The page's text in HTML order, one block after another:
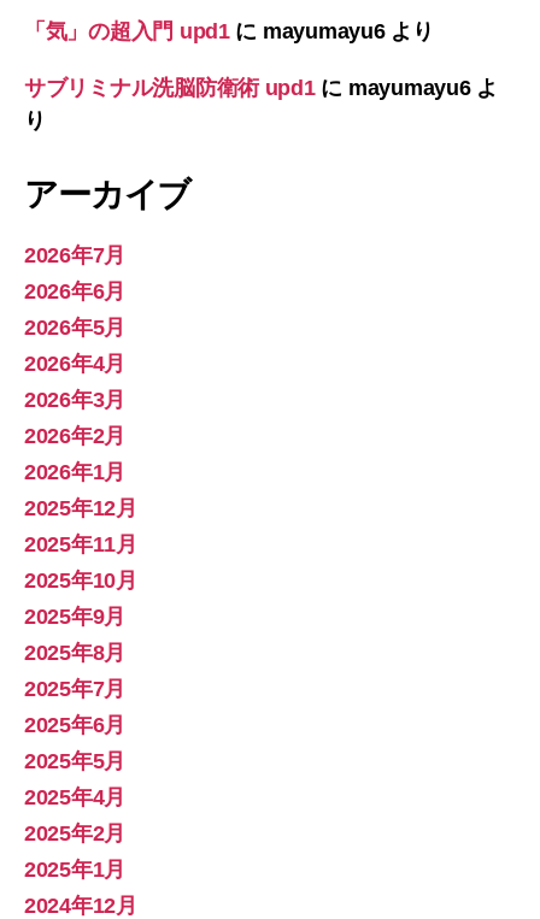
「気」の超入門 upd1に mayumayu6より
サブリミナル洗脳防衛術 upd1に mayumayu6よ
り
アーカイブ
2026年7月
2026年6月
2026年5月
2026年4月
2026年3月
2026年2月
2026年1月
2025年12月
2025年11月
2025年10月
2025年9月
2025年8月
2025年7月
2025年6月
2025年5月
2025年4月
2025年2月
2025年1月
2024年12月